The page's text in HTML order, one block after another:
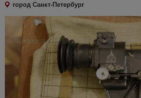
город Санкт-Петербург